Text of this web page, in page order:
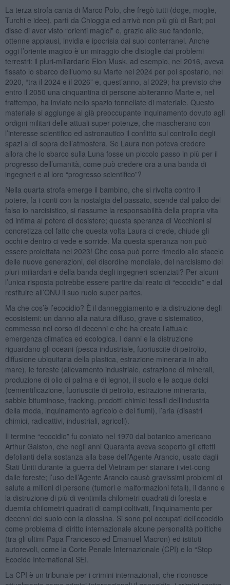
La terza strofa canta di Marco Polo, che fregò tutti (doge, moglie,
Turchi e idee), partì da Chioggia ed arrivò non più giù di Bari; poi
disse di aver visto “orienti magici" e, grazie alle sue fandonie,
ottenne applausi, invidia e ipocrisia dai suoi conterranei. Anche
oggi l’oriente magico è un miraggio che distoglie dai problemi
terrestri: il pluri-miliardario Elon Musk, ad esempio, nel 2016, aveva
fissato lo sbarco dell’uomo su Marte nel 2024 per poi spostarlo, nel
2020, “tra il 2024 e il 2026” e, quest’anno, al 2029; ha previsto che
entro il 2050 una cinquantina di persone abiteranno Marte e, nel
frattempo, ha inviato nello spazio tonnellate di materiale. Questo
materiale si aggiunge al già preoccupante inquinamento dovuto agli
ordigni militari delle attuali super-potenze, che mascherano con
l’interesse scientifico ed astronautico il conflitto sul controllo degli
spazi al di sopra dell’atmosfera. Se Laura non poteva credere
allora che lo sbarco sulla Luna fosse un piccolo passo in più per il
progresso dell’umanità, come può credere ora a una banda di
ingegneri e al loro “progresso scientifico”?
Nella quarta strofa emerge il bambino, che si rivolta contro il
potere, fa i conti con la nostalgia del passato, scende dal palco del
falso io narcisistico, si riassume la responsabilità della propria vita
ed intima al potere di desistere; questa speranza di Vecchioni si
concretizza col fatto che questa volta Laura ci crede, chiude gli
occhi e dentro ci vede e sorride. Ma questa speranza non può
essere proiettata nel 2023! Che cosa può porre rimedio allo sfacelo
delle nuove generazioni, del disordine mondiale, del narcisismo dei
pluri-miliardari e della banda degli ingegneri-scienziati? Per alcuni
l’unica risposta potrebbe essere partire dal reato di “ecocidio” e dal
restituire all’ONU il suo ruolo super partes.
Ma che cos’è l’ecocidio? È il danneggiamento e la distruzione degli
ecosistemi: un danno alla natura diffuso, grave o sistematico,
commesso nel corso di decenni e che ha creato l’attuale
emergenza climatica ed ecologica. I danni e la distruzione
riguardano gli oceani (pesca industriale, fuoriuscite di petrolio,
diffusione ubiquitaria della plastica, estrazione mineraria in alto
mare), le foreste (allevamento industriale, estrazione di minerali,
produzione di olio di palma e di legno), il suolo e le acque dolci
(cementificazione, fuoriuscite di petrolio, estrazione mineraria,
sabbie bituminose, fracking, prodotti chimici tessili dell’industria
della moda, inquinamento agricolo e dei fiumi), l’aria (disastri
chimici, radioattivi, industriali, agricoli).
Il termine “ecocidio” fu coniato nel 1970 dal botanico americano
Arthur Galston, che negli anni Quaranta aveva scoperto gli effetti
defolianti della sostanza alla base dell’Agente Arancio, usato dagli
Stati Uniti durante la guerra del Vietnam per stanare i viet-cong
dalle foreste; l’uso dell’Agente Arancio causò gravissimi problemi di
salute a milioni di persone (tumori e malformazioni fetali), il danno e
la distruzione di più di ventimila chilometri quadrati di foresta e
duemila chilometri quadrati di campi coltivati, l’inquinamento per
decenni del suolo con la diossina. Si sono poi occupati dell’ecocidio
come problema di diritto internazionale alcune personalità politiche
(tra gli ultimi Papa Francesco ed Emanuel Macron) ed istituti
autorevoli, come la Corte Penale Internazionale (CPI) e lo “Stop
Ecocide International SEI.
La CPI è un tribunale per i crimini internazionali, che riconosce